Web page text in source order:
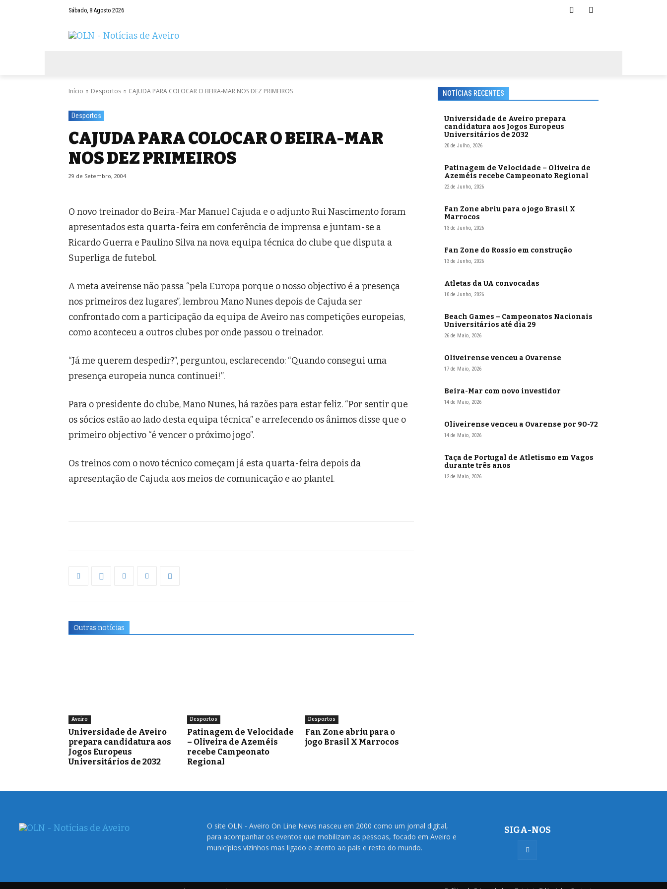
Sábado, 8 Agosto 2026
Início Desportos CAJUDA PARA COLOCAR O BEIRA-MAR NOS DEZ PRIMEIROS
Desportos
CAJUDA PARA COLOCAR O BEIRA-MAR
NOS DEZ PRIMEIROS
29 de Setembro, 2004
O novo treinador do Beira-Mar Manuel Cajuda e o adjunto Rui Nascimento foram
apresentados esta quarta-feira em conferência de imprensa e juntam-se a
Ricardo Guerra e Paulino Silva na nova equipa técnica do clube que disputa a
Superliga de futebol.
A meta aveirense não passa “pela Europa porque o nosso objectivo é a presença
nos primeiros dez lugares”, lembrou Mano Nunes depois de Cajuda ser
confrontado com a participação da equipa de Aveiro nas competições europeias,
como aconteceu a outros clubes por onde passou o treinador.
“Já me querem despedir?”, perguntou, esclarecendo: “Quando consegui uma
presença europeia nunca continuei!”.
Para o presidente do clube, Mano Nunes, há razões para estar feliz. “Por sentir que
os sócios estão ao lado desta equipa técnica” e arrefecendo os ânimos disse que o
primeiro objectivo “é vencer o próximo jogo”.
Os treinos com o novo técnico começam já esta quarta-feira depois da
apresentação de Cajuda aos meios de comunicação e ao plantel.
Outras notícias
Aveiro
Universidade de Aveiro
prepara candidatura aos
Jogos Europeus
Universitários de 2032
Desportos
Patinagem de Velocidade
– Oliveira de Azeméis
recebe Campeonato
Regional
Desportos
Fan Zone abriu para o
jogo Brasil X Marrocos
NOTÍCIAS RECENTES
Universidade de Aveiro prepara
candidatura aos Jogos Europeus
Universitários de 2032
20 de Julho, 2026
Patinagem de Velocidade – Oliveira de
Azeméis recebe Campeonato Regional
22 de Junho, 2026
Fan Zone abriu para o jogo Brasil X
Marrocos
13 de Junho, 2026
Fan Zone do Rossio em construção
13 de Junho, 2026
Atletas da UA convocadas
10 de Junho, 2026
Beach Games – Campeonatos Nacionais
Universitários até dia 29
26 de Maio, 2026
Oliveirense venceu a Ovarense
17 de Maio, 2026
Beira-Mar com novo investidor
14 de Maio, 2026
Oliveirense venceu a Ovarense por 90-72
14 de Maio, 2026
Taça de Portugal de Atletismo em Vagos
durante três anos
12 de Maio, 2026
O site OLN - Aveiro On Line News nasceu em 2000 como um jornal digital,
para acompanhar os eventos que mobilizam as pessoas, focado em Aveiro e
municípios vizinhos mas ligado e atento ao país e resto do mundo.
SIGA-NOS